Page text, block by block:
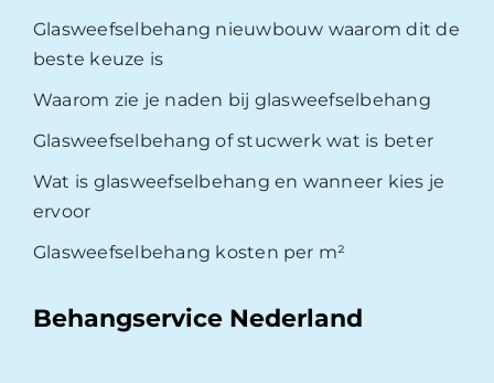
Glasweefselbehang nieuwbouw waarom dit de
beste keuze is
Waarom zie je naden bij glasweefselbehang
Glasweefselbehang of stucwerk wat is beter
Wat is glasweefselbehang en wanneer kies je
ervoor
Glasweefselbehang kosten per m²
Behangservice Nederland